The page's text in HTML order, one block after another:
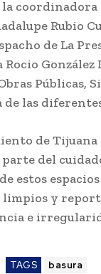
la coordinadora
Rubio
de La
González
Públicas,
de las
de
del
estos
y
e
TAGS basura